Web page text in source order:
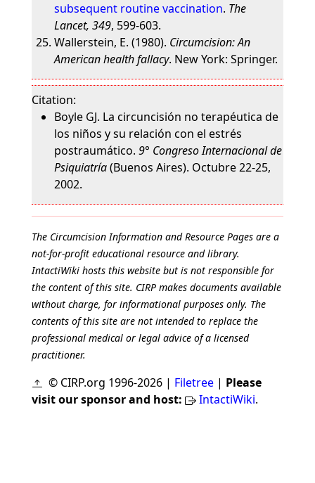
subsequent routine vaccination. The
Lancet, 349, 599-603.
Wallerstein, E. (1980). Circumcision: An
American health fallacy. New York: Springer.
Citation:
Boyle GJ. La circuncisión no terapéutica de
los niños y su relación con el estrés
postraumático. 9° Congreso Internacional de
Psiquiatría(Buenos Aires). Octubre 22-25,
2002.
The Circumcision Information and Resource Pages are a
not-for-profit educational resource and library.
IntactiWiki hosts this website but is not responsible for
the content of this site. CIRP makes documents available
without charge, for informational purposes only. The
contents of this site are not intended to replace the
professional medical or legal advice of a licensed
practitioner.
© CIRP.org 1996-2026 | Filetree| Please
visit our sponsor and host:
IntactiWiki.